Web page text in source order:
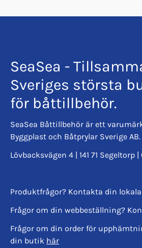
SeaSea -
Sveriges största
för båttillbehör.
SeaSea Båttillbehör är ett
Byggplast och Båtprylar Sverige AB.
Lövbacksvägen 4 | 141 71 Segeltorp
Produktfrågor? Kontakta din
Frågor om din webbeställning?
Frågor om din order för
din butik här